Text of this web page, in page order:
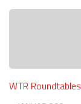
WTR Roundtables